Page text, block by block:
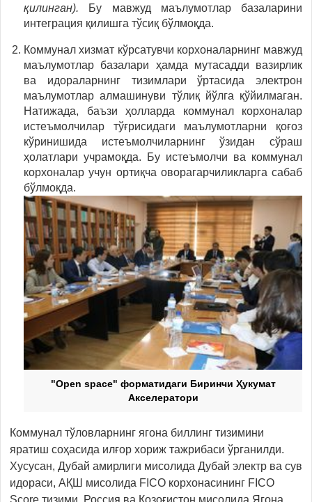
қилинган). Бу мавжуд маълумотлар базаларини
интеграция қилишга тўсиқ бўлмоқда.
Коммунал хизмат кўрсатувчи корхоналарнинг мавжуд
маълумотлар базалари ҳамда мутасадди вазирлик
ва идораларнинг тизимлари ўртасида электрон
маълумотлар алмашинуви тўлиқ йўлга қўйилмаган.
Натижада, баъзи ҳолларда коммунал корхоналар
истеъмолчилар тўғрисидаги маълумотларни қоғоз
кўринишида истеъмолчиларнинг ўзидан сўраш
ҳолатлари учрамоқда. Бу истеъмолчи ва коммунал
корхоналар учун ортиқча оворагарчиликларга сабаб
бўлмоқда.
"Open space" форматидаги Биринчи Ҳукумат
Акселератори
Коммунал тўловларнинг ягона биллинг тизимини
яратиш соҳасида илғор хориж тажрибаси ўрганилди.
Хусусан, Дубай амирлиги мисолида Дубай электр ва сув
идораси, АҚШ мисолида FICO корхонасининг FICO